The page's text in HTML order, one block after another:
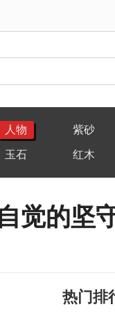
人物 紫砂
玉石 红木
觉的坚
热门排